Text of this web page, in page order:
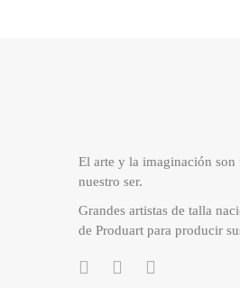
El arte y la imaginación son
nuestro ser.
Grandes artistas de talla
de Produart para producir